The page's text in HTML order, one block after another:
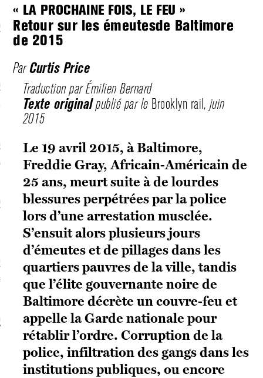
DE BASE
et politique
CONTINU
et prisons
LGBTQI
AU SOLEIL
luttes sociales
VAGUES
politique et critique de la technologie
« LA PROCHAINE FOIS, LE FEU »
Retour sur les émeutesde Baltimore
de 2015
ParCurtis Price
Traduction par Émilien Bernard
Texte originalpublié par le Brooklyn rail , juin
2015
Le 19 avril 2015, à Baltimore,
Freddie Gray, Africain-Américain de
25 ans, meurt suite à de lourdes
blessures perpétrées par la police
lors d’une arrestation musclée.
S’ensuit alors plusieurs jours
d’émeutes et de pillages dans les
quartiers pauvres de la ville, tandis
que l’élite gouvernante noire de
Baltimore décrète un couvre-feu et
appelle la Garde nationale pour
rétablir l’ordre. Corruption de la
police, infiltration des gangs dans les
institutions publiques, ou encore